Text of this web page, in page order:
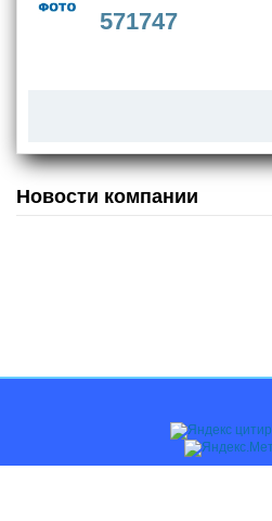
571747
Новости компании